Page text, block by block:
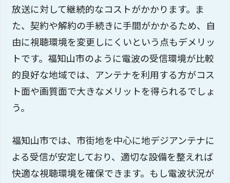
放送に対して継続的なコストがかかります。ま
た、契約や解約の手続きに手間がかかるため、自
由に視聴環境を変更しにくいという点もデメリッ
トです。福知山市のように電波の受信環境が比較
的良好な地域では、アンテナを利用する方がコス
ト面や画質面で大きなメリットを得られるでしょ
う。
福知山市では、市街地を中心に地デジアンテナに
よる受信が安定しており、適切な設備を整えれば
快適な視聴環境を確保できます。もし電波状況が